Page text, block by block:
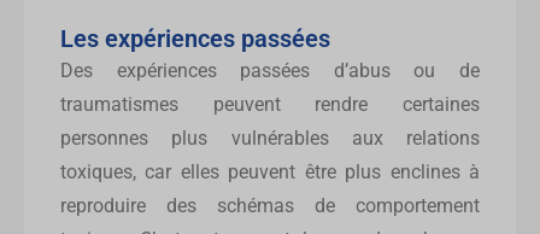
Les expériences passées
Des expériences passées d’abus ou de
traumatismes peuvent rendre certaines
personnes plus vulnérables aux relations
toxiques, car elles peuvent être plus enclines à
reproduire des schémas de comportement